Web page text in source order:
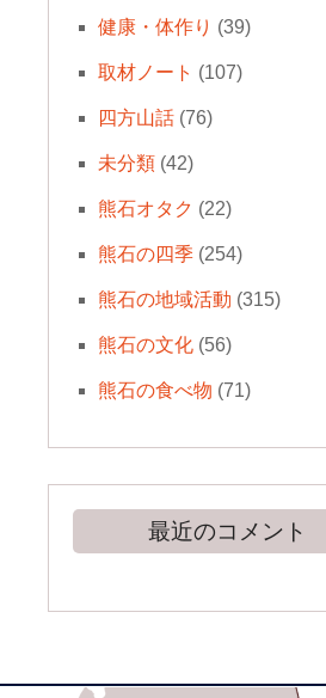
健康・体作り (39)
取材ノート (107)
四方山話(76)
未分類(42)
熊石オタク (22)
熊石の四季(254)
熊石の地域活動 (315)
熊石の文化(56)
熊石の食べ物 (71)
最近のコメント